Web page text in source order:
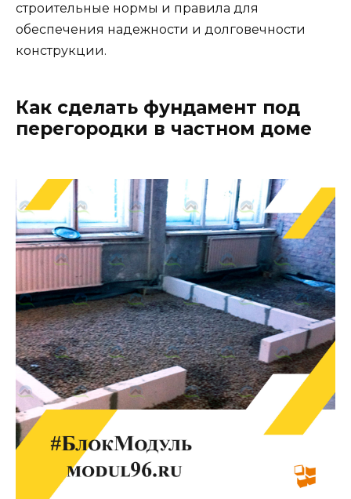
строительные нормы и правила для
обеспечения надежности и долговечности
конструкции.
Как сделать фундамент под
перегородки в частном доме